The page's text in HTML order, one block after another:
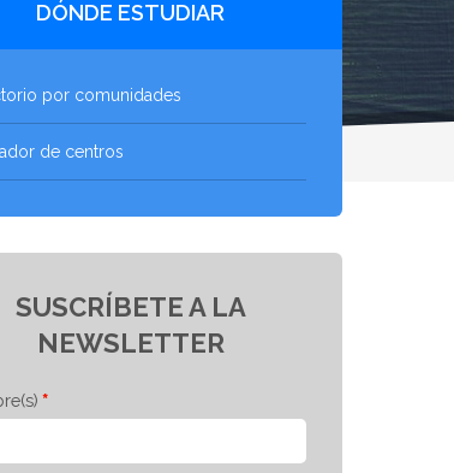
DÓNDE ESTUDIAR
por comunidades
de centros
SUSCRÍBETE A LA
NEWSLETTER